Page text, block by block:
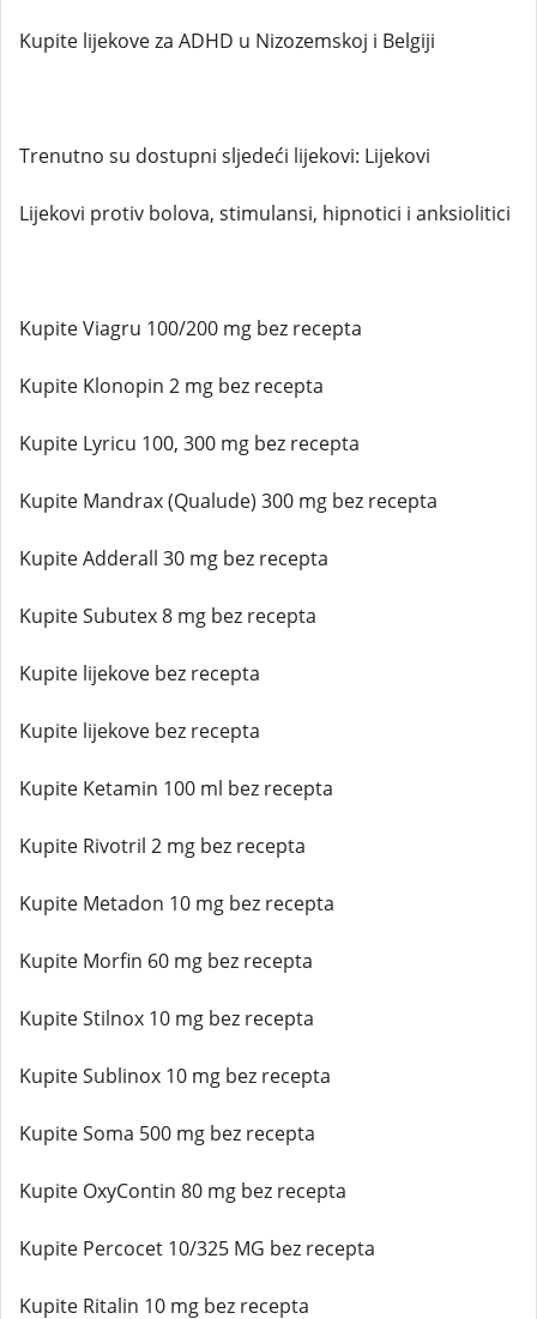
Kupite lijekove za ADHD u Nizozemskoj i Belgiji
Trenutno su dostupni sljedeći lijekovi: Lijekovi
Lijekovi protiv bolova, stimulansi, hipnotici i anksiolitici
Kupite Viagru 100/200 mg bez recepta
Kupite Klonopin 2 mg bez recepta
Kupite Lyricu 100, 300 mg bez recepta
Kupite Mandrax (Qualude) 300 mg bez recepta
Kupite Adderall 30 mg bez recepta
Kupite Subutex 8 mg bez recepta
Kupite lijekove bez recepta
Kupite lijekove bez recepta
Kupite Ketamin 100 ml bez recepta
Kupite Rivotril 2 mg bez recepta
Kupite Metadon 10 mg bez recepta
Kupite Morfin 60 mg bez recepta
Kupite Stilnox 10 mg bez recepta
Kupite Sublinox 10 mg bez recepta
Kupite Soma 500 mg bez recepta
Kupite OxyContin 80 mg bez recepta
Kupite Percocet 10/325 MG bez recepta
Kupite Ritalin 10 mg bez recepta